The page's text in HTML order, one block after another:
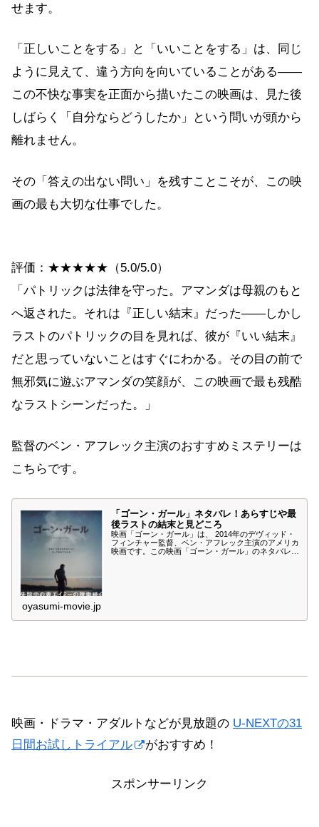
せます。
「正しいことをする」と「いいことをする」は、同じ
ように見えて、違う方向を向いていることがある——
この不快な事実を正面から描いたこの映画は、見た後
しばらく「自分ならどうしたか」という問いが頭から
離れません。
その「答えの出ない問い」を残すことこそが、この映
画の最も大切な仕事でした。
評価：★★★★★（5.0/5.0）
「パトリックは法律を守った。アマンダは母親のもと
へ返された。それは『正しい結末』だった——しかし
ラストのパトリックの目を見れば、彼が『いい結末』
だと思っていないことはすぐにわかる。その目の前で
無邪気に遊ぶアマンダの笑顔が、この映画で最も残酷
なラストシーンだった。」
監督のベン・アフレック主演のおすすめミステリーは
こちらです。
「ゴーン・ガール」ネタバレ！あらすじや最
後ラストの結末と見どころ
映画「ゴーン・ガール」は、 2014年のデヴィッド・
フィンチャー監督、ベン・アフレック主演のアメリカ
映画です。この映画「ゴーン・ガール」のネタバレ、
oyasumi-movie.jp
映画・ドラマ・アダルトなどが見放題の U-NEXTの31
日間お試しトライアル
がおすすめ！
スポンサーリンク